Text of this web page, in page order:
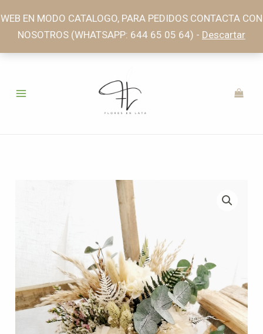
WEB EN MODO CATALOGO, PARA PEDIDOS CONTACTA CON
NOSOTROS (WHATSAPP: 644 65 05 64) - Descartar
al
contenido
Rango
de
precios:
desde
46,00€
hasta
145,00€